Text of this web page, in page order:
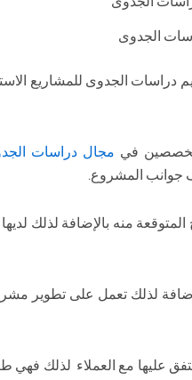
الجدوى
الجدوى للمشاريع
في مجال دراسات
جوانب المشروع.
منه بالإضافة لذلك
لذلك تعمل على تطوير
عليها مع العملاء لذلك فهي